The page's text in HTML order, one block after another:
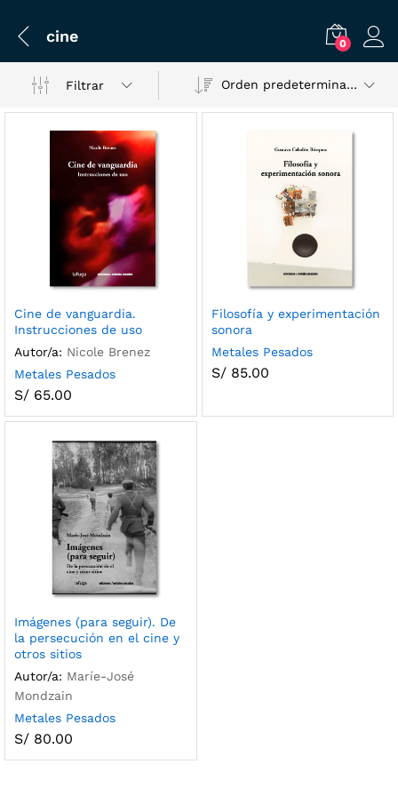
cine 0
Filtrar Orden predeterminado
Cine de vanguardia.
Instrucciones de uso
Autor/a: Nicole Brenez
Metales Pesados
S/ 65.00
Filosofía y experimentación
sonora
Metales Pesados
S/85.00
Imágenes (para seguir). De
la persecución en el cine y
otros sitios
Autor/a: Maríe-José
Mondzain
Metales Pesados
S/ 80.00